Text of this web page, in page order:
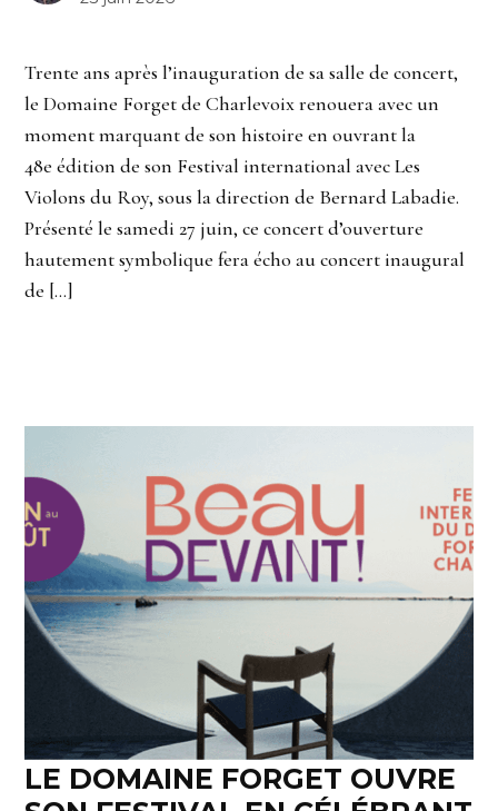
Trente ans après l’inauguration de sa salle de concert,
le Domaine Forget de Charlevoix renouera avec un
moment marquant de son histoire en ouvrant la
48e édition de son Festival international avec Les
Violons du Roy, sous la direction de Bernard Labadie.
Présenté le samedi 27 juin, ce concert d’ouverture
hautement symbolique fera écho au concert inaugural
de […]
LE DOMAINE FORGET OUVRE